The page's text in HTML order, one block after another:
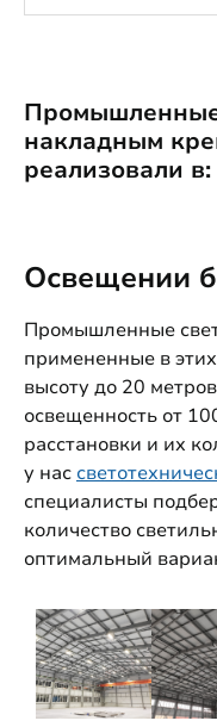
накладным
реализовали в:
Освещении
Промышленные
примененные в
высоту до 20
освещенность от
расстановки и их
у нас
специалисты
количество
оптимальный